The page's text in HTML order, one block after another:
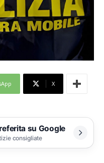
X
su Google
consigliate